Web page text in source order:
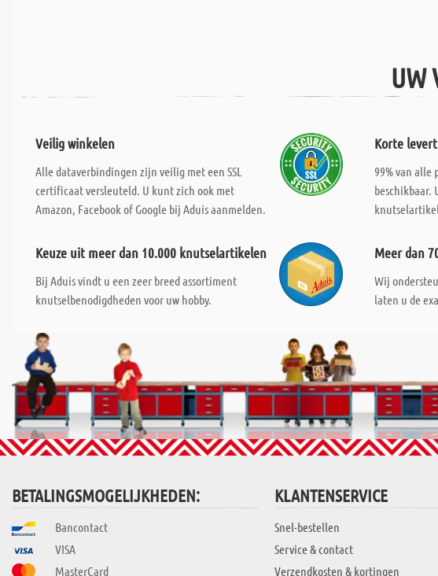
UW
Veilig winkelen
Alle dataverbindingen zijn veilig met een SSL
certificaat versleuteld. U kunt zich ook met
Amazon, Facebook of Google bij Aduis aanmelden.
Korte
99% van alle
beschikbaar.
Keuze uit meer dan 10.000 knutselartikelen
Bij Aduis vindt u een zeer breed assortiment
knutselbenodigdheden voor uw hobby.
Meer dan
Wij
laten u de
BETALINGSMOGELIJKHEDEN:
Bancontact
VISA
MasterCard
KLANTENSERVICE
Snel-bestellen
Service & contact
Verzendkosten & kortingen